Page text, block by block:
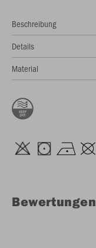
Beschreibung
Details
Material
Bewertungen